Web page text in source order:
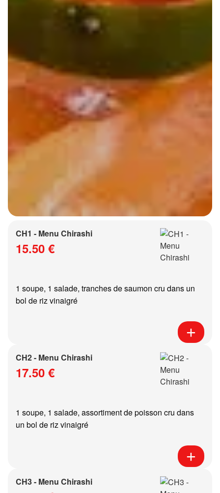
CH1 - Menu Chirashi
15.50 €
1 soupe, 1 salade, tranches de saumon cru dans un
bol de riz vinaigré
CH2 - Menu Chirashi
17.50 €
1 soupe, 1 salade, assortiment de poisson cru dans
un bol de riz vinaigré
CH3 - Menu Chirashi